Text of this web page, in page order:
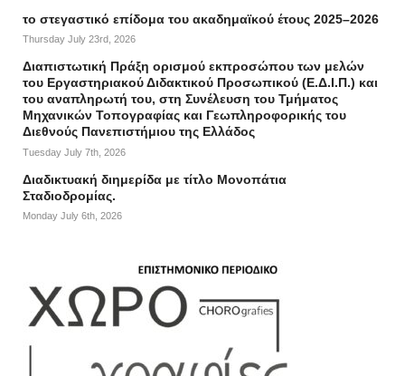
το στεγαστικό επίδομα του ακαδημαϊκού έτους 2025–2026
Thursday July 23rd, 2026
Διαπιστωτική Πράξη ορισμού εκπροσώπου των μελών
του Εργαστηριακού Διδακτικού Προσωπικού (Ε.Δ.Ι.Π.) και
του αναπληρωτή του, στη Συνέλευση του Τμήματος
Μηχανικών Τοπογραφίας και Γεωπληροφορικής του
Διεθνούς Πανεπιστήμιου της Ελλάδος
Tuesday July 7th, 2026
Διαδικτυακή διημερίδα με τίτλο Μονοπάτια
Σταδιοδρομίας.
Monday July 6th, 2026